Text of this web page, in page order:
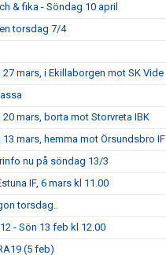
& fika - Söndag 10 april
torsdag 7/4
mars, i Ekillaborgen mot SK Vide
mars, borta mot Storvreta IBK
mars, hemma mot Örsundsbro IF
nu på söndag 13/3
IF, 6 mars kl 11.00
torsdag..
- Sön 13 feb kl 12.00
(5 feb)